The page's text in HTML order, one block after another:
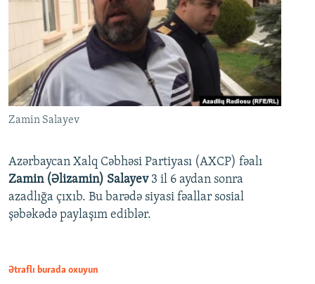
Zamin Salayev
Azərbaycan Xalq Cəbhəsi Partiyası (AXCP) fəalı
Zamin (Əlizamin) Salayev 3 il 6 aydan sonra
azadlığa çıxıb. Bu barədə siyasi fəallar sosial
şəbəkədə paylaşım ediblər.
Ətraflı burada oxuyun